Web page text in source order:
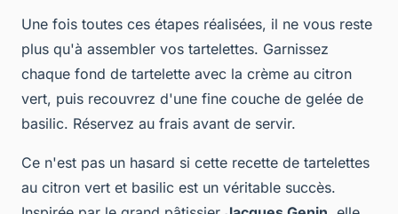
Une fois toutes ces étapes réalisées, il ne vous reste
plus qu'à assembler vos tartelettes. Garnissez
chaque fond de tartelette avec la crème au citron
vert, puis recouvrez d'une fine couche de gelée de
basilic. Réservez au frais avant de servir.
Ce n'est pas un hasard si cette recette de tartelettes
au citron vert et basilic est un véritable succès.